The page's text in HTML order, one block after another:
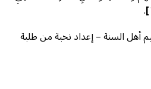
.
أهل السنة – إعداد نخبة من طلبة